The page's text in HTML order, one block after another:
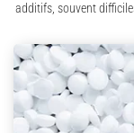
additifs, souvent